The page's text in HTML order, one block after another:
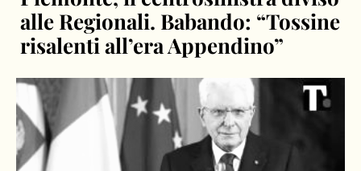
alle Regionali. Babando: “Tossine
risalenti all’era Appendino”